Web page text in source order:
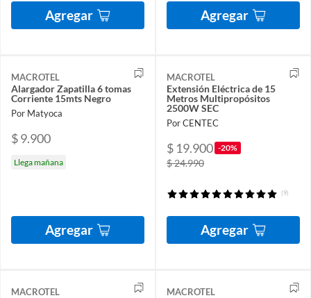
Agregar Agregar
MACROTEL
Alargador Zapatilla 6 tomas
Corriente 15mts Negro
Por Matyoca
$ 9.900
Llega mañana
Agregar
MACROTEL
Extensión Eléctrica de 15
Metros Multipropósitos
2500W SEC
Por CENTEC
$ 19.900 -20%
$ 24.990
(9)
Agregar
MACROTEL MACROTEL